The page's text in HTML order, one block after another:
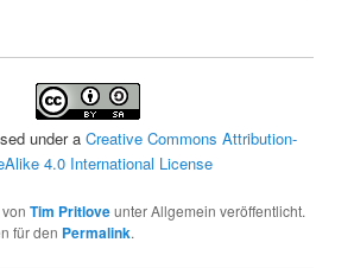
under a Creative Commons Attribution-
4.0 International License
vonTim Pritloveunter Allgemein veröffentlicht.
für den Permalink.